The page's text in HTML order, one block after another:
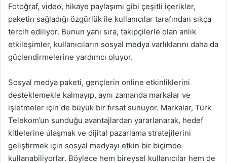
Fotoğraf, video, hikaye paylaşımı gibi çeşitli içerikler,
paketin sağladığı özgürlük ile kullanıcılar tarafından sıkça
tercih ediliyor. Bunun yanı sıra, takipçilerle olan anlık
etkileşimler, kullanıcıların sosyal medya varlıklarını daha da
güçlendirmelerine yardımcı oluyor.
Sosyal medya paketi, gençlerin online etkinliklerini
desteklemekle kalmayıp, aynı zamanda markalar ve
işletmeler için de büyük bir fırsat sunuyor. Markalar, Türk
Telekom’un sunduğu avantajlardan yararlanarak, hedef
kitlelerine ulaşmak ve dijital pazarlama stratejilerini
geliştirmek için sosyal medyayı etkin bir biçimde
kullanabiliyorlar. Böylece hem bireysel kullanıcılar hem de